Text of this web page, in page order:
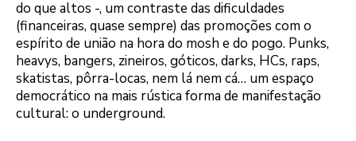
do que altos -, um contraste das dificuldades
(financeiras, quase sempre) das promoções com o
espírito de união na hora do mosh e do pogo. Punks,
heavys, bangers, zineiros, góticos, darks, HCs, raps,
skatistas, pôrra-locas, nem lá nem cá… um espaço
democrático na mais rústica forma de manifestação
cultural: o underground.